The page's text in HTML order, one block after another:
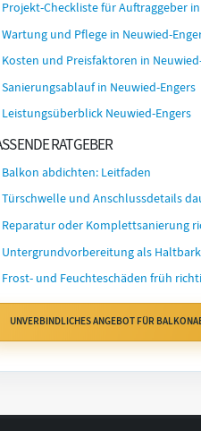
Projekt-Checkliste für Auftraggeber
Wartung und Pflege in Neuwied-
Kosten und Preisfaktoren in
Sanierungsablauf in Neuwied-Engers
Leistungsüberblick Neuwied-Engers
RATGEBER
Balkon abdichten: Leitfaden
Türschwelle und Anschlussdetails
Reparatur oder Komplettsanierung
Untergrundvorbereitung als
Frost- und Feuchteschäden früh
UNVERBINDLICHES ANGEBOT FÜR